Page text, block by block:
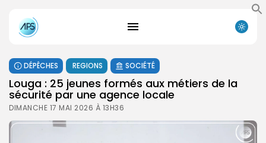
DÉPÊCHES REGIONS SOCIÉTÉ
Louga : 25 jeunes formés aux métiers de la
sécurité par une agence locale
DIMANCHE 17 MAI 2026 À 13H36